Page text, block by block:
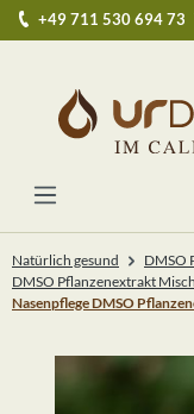
Zum Hauptinhalt
+49 711 530 694 73
Natürlich gesund
DMSO
DMSO Pflanzenextrakt
Nasenpflege DMSO
Bildergalerie